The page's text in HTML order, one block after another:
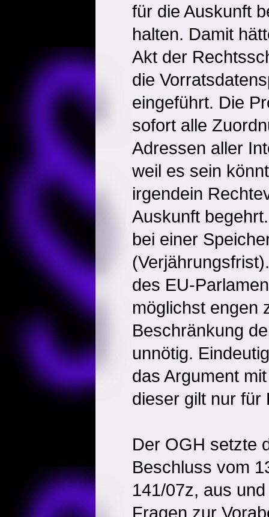
für die Auskunft
halten. Damit
Akt der
die
eingeführt. Die
sofort alle
Adressen aller
weil es sein
irgendein
Auskunft
bei einer
des EU-
möglichst engen
Beschränkung
unnötig.
das Argument
dieser gilt nur für
Der OGH setzte
Beschluss vom
141/07z, aus
Fragen zur